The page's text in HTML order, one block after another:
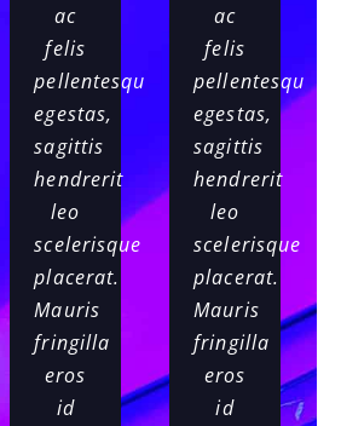
ac
felis
pellentesque
egestas,
sagittis
hendrerit
leo
scelerisque
placerat.
Mauris
fringilla
eros
id
ac
felis
pellentesque
egestas,
sagittis
hendrerit
leo
scelerisque
placerat.
Mauris
fringilla
eros
id